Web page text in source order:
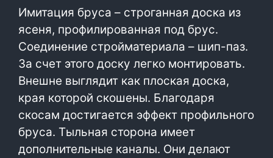
Имитация бруса – строганная доска из
ясеня, профилированная под брус.
Соединение стройматериала – шип-паз.
За счет этого доску легко монтировать.
Внешне выглядит как плоская доска,
края которой скошены. Благодаря
скосам достигается эффект профильного
бруса. Тыльная сторона имеет
дополнительные каналы. Они делают